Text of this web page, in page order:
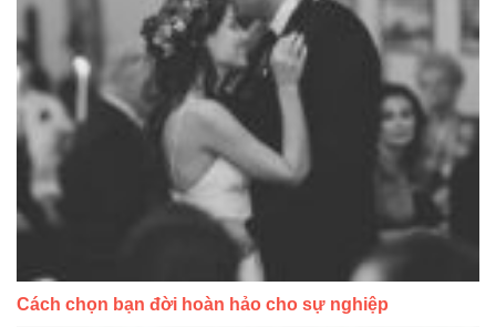
Cách chọn bạn đời hoàn hảo cho sự nghiệp